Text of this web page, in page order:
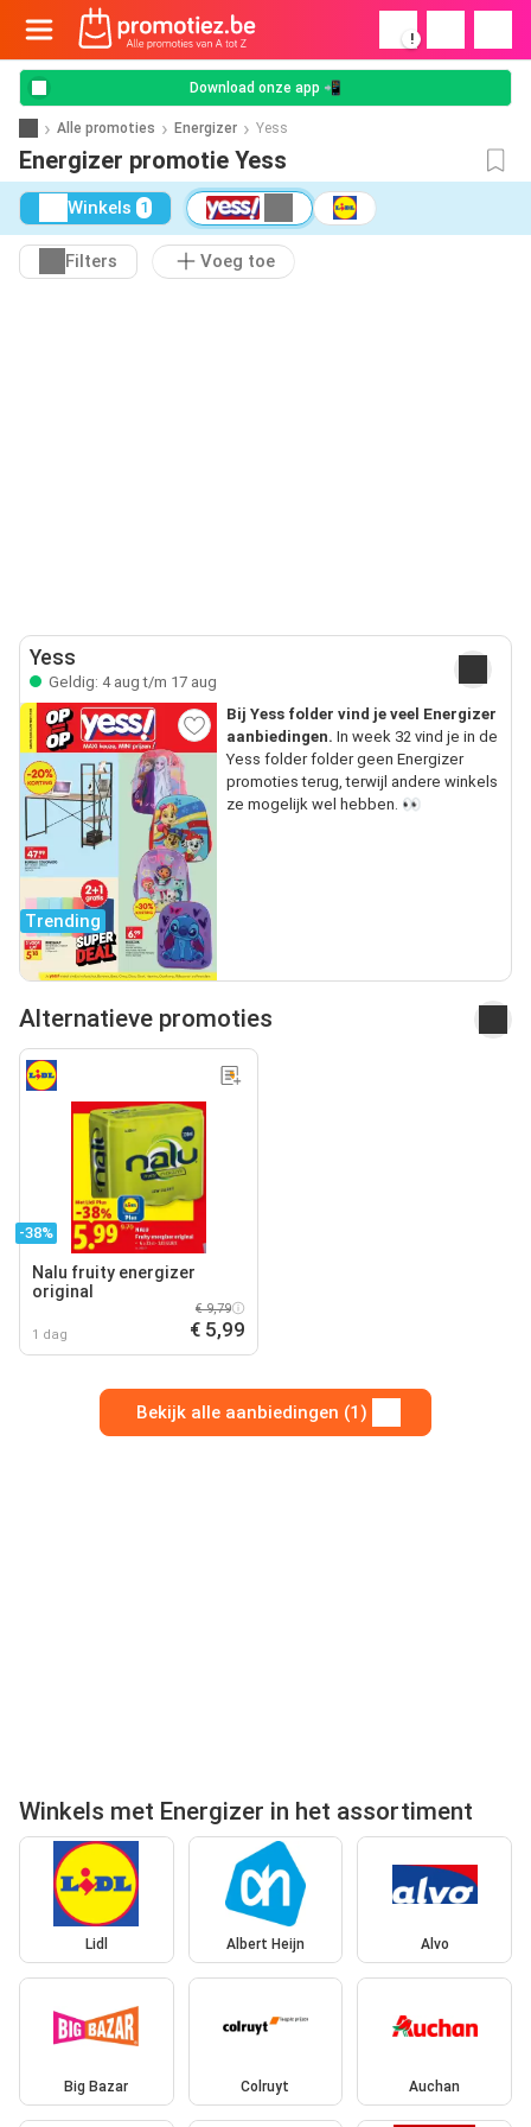
!
Download onze app 📲
Alle promoties Energizer Yess
Energizer promotie Yess
Winkels 1
Filters Voeg toe
Yess
Geldig: 4 aug t/m 17 aug
Trending
Bij Yess folder vind je veel Energizer
aanbiedingen. In week 32 vind je in de
Yess folder folder geen Energizer
promoties terug, terwijl andere winkels
ze mogelijk wel hebben. 👀
Alternatieve promoties
-38%
Nalu fruity energizer
original
1 dag
€ 9,79
€ 5,99
Bekijk alle aanbiedingen (1)
Winkels met Energizer in het assortiment
Lidl Albert Heijn Alvo
Big Bazar Colruyt Auchan